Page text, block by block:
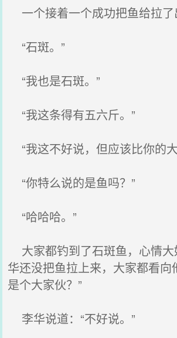
一个接着一个成功把鱼给拉了
“石斑。”
“我也是石斑。”
“我这条得有五六斤。”
“我这不好说，但应该比你的
“你特么说的是鱼吗？”
“哈哈哈。”
大家都钓到了石斑鱼，心情大
华还没把鱼拉上来，大家都看向
是个大家伙？”
李华说道：“不好说。”